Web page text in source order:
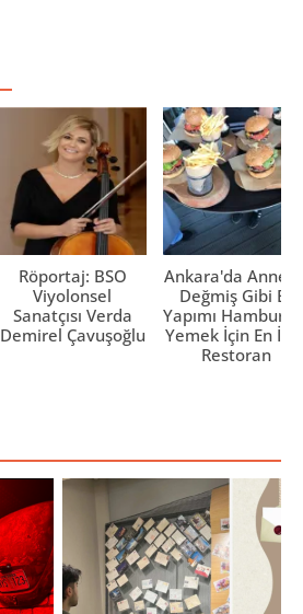
Röportaj: BSO
Viyolonsel
Sanatçısı Verda
Demirel Çavuşoğlu
Ankara'da Anne
Değmiş Gibi Ev
Yapımı
Yemek İçin En İyi
Restoran